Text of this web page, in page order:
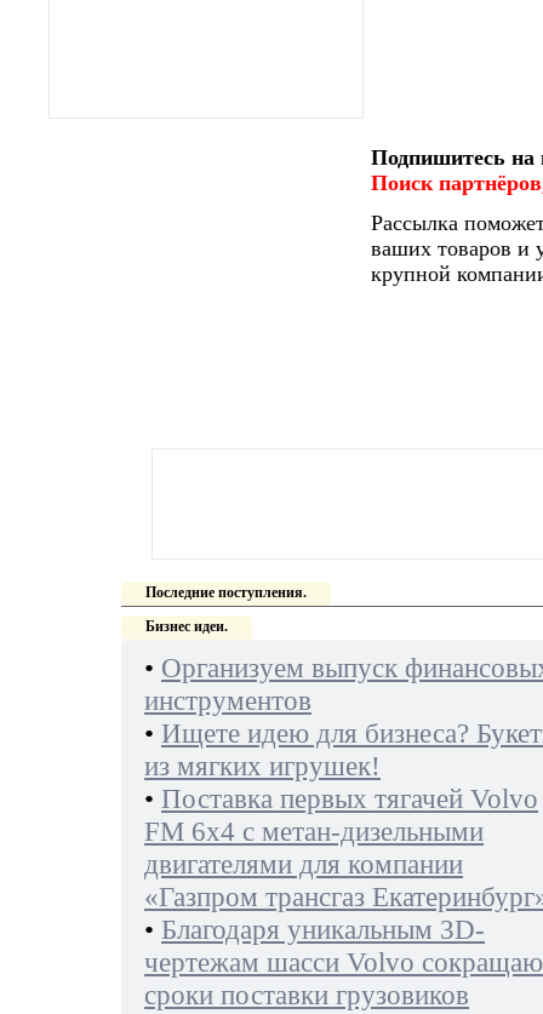
Подпишитесь
Поиск
Рассылка
ваших товаров и
крупной
Последние поступления.
Бизнес идеи.
• Организуем выпуск
инструментов
• Ищете идею для бизнеса?
из мягких игрушек!
• Поставка первых тягачей Volvo
FM 6х4 с метан-дизельными
двигателями для компании
«Газпром трансгаз
• Благодаря уникальным 3D-
чертежам шасси Volvo
сроки поставки грузовиков